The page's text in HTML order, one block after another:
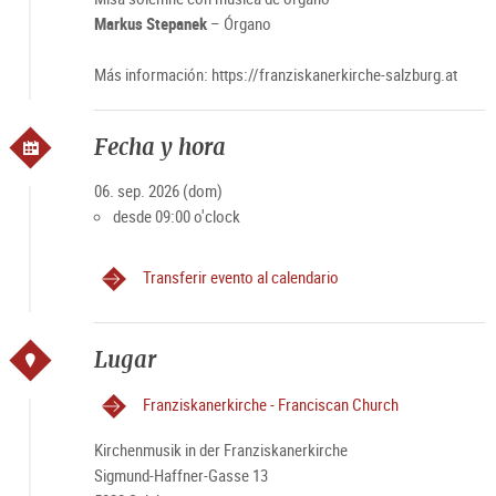
Markus Stepanek– Órgano
Más información: https://franziskanerkirche-salzburg.at
Fecha y hora
06. sep. 2026 (dom)
desde 09:00 o'clock
Transferir evento al calendario
Lugar
Franziskanerkirche - Franciscan Church
Kirchenmusik in der Franziskanerkirche
Sigmund-Haffner-Gasse 13